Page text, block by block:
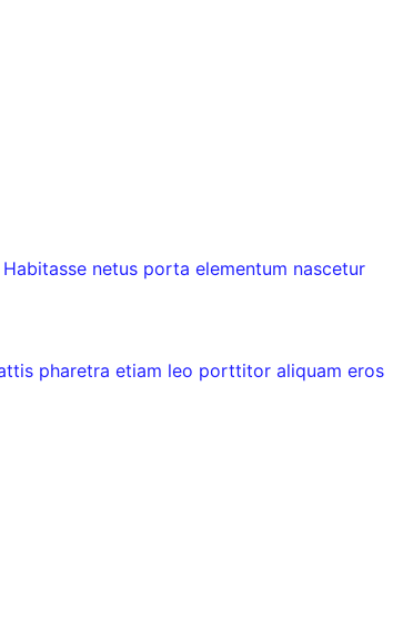
netus porta elementum nascetur
pharetra etiam leo porttitor aliquam eros